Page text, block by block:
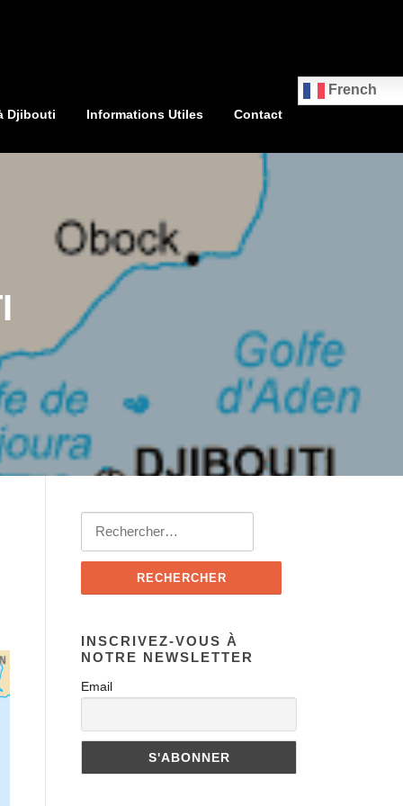
Djibouti Informations Utiles Contact
French
INSCRIVEZ-VOUS À
NOTRE NEWSLETTER
Email